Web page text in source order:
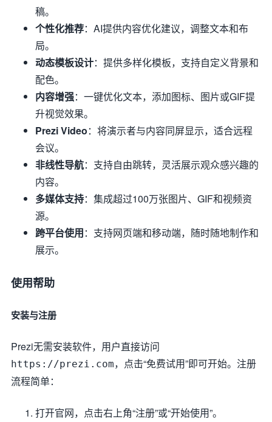
稿。
个性化推荐：AI提供内容优化建议，调整文本和布
局。
动态模板设计：提供多样化模板，支持自定义背景和
配色。
内容增强：一键优化文本，添加图标、图片或GIF提
升视觉效果。
Prezi Video：将演示者与内容同屏显示，适合远程
会议。
非线性导航：支持自由跳转，灵活展示观众感兴趣的
内容。
多媒体支持：集成超过100万张图片、GIF和视频资
源。
跨平台使用：支持网页端和移动端，随时随地制作和
展示。
使用帮助
安装与注册
Prezi无需安装软件，用户直接访问
https://prezi.com，点击“免费试用”即可开始。注册
流程简单：
打开官网，点击右上角“注册”或“开始使用”。